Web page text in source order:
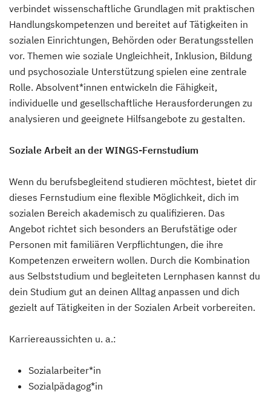
verbindet wissenschaftliche Grundlagen mit praktischen
Handlungskompetenzen und bereitet auf Tätigkeiten in
sozialen Einrichtungen, Behörden oder Beratungsstellen
vor. Themen wie soziale Ungleichheit, Inklusion, Bildung
und psychosoziale Unterstützung spielen eine zentrale
Rolle. Absolvent*innen entwickeln die Fähigkeit,
individuelle und gesellschaftliche Herausforderungen zu
analysieren und geeignete Hilfsangebote zu gestalten.
Soziale Arbeit an der WINGS-Fernstudium
Wenn du berufsbegleitend studieren möchtest, bietet dir
dieses Fernstudium eine flexible Möglichkeit, dich im
sozialen Bereich akademisch zu qualifizieren. Das
Angebot richtet sich besonders an Berufstätige oder
Personen mit familiären Verpflichtungen, die ihre
Kompetenzen erweitern wollen. Durch die Kombination
aus Selbststudium und begleiteten Lernphasen kannst du
dein Studium gut an deinen Alltag anpassen und dich
gezielt auf Tätigkeiten in der Sozialen Arbeit vorbereiten.
Karriereaussichten u. a.:
Sozialarbeiter*in
Sozialpädagog*in